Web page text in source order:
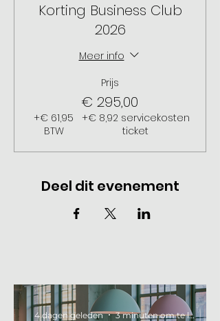
Korting Business Club
2026
Meer info
Prijs
€ 295,00
+€ 61,95
BTW
+€ 8,92 servicekosten
ticket
Deel dit evenement
4 dagen geleden 3 minuten om te lezen